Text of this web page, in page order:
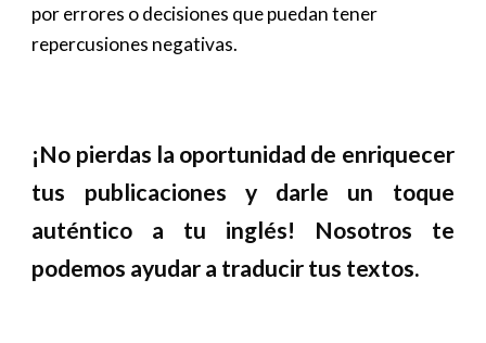
por errores o decisiones que puedan tener
repercusiones negativas.
¡No pierdas la oportunidad de enriquecer
tus publicaciones y darle un toque
auténtico a tu inglés! Nosotros te
podemos ayudar a traducir tus textos.